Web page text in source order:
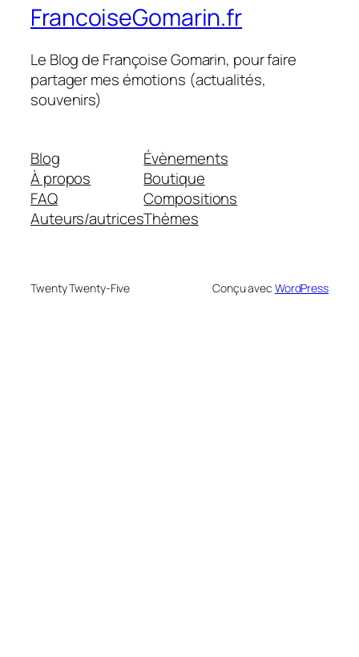
FrancoiseGomarin.fr
Le Blog de Françoise Gomarin, pour faire
partager mes émotions (actualités,
souvenirs)
Blog
À propos
FAQ
Auteurs/autrices
Évènements
Boutique
Compositions
Thèmes
Twenty Twenty-Five Conçu avec WordPress